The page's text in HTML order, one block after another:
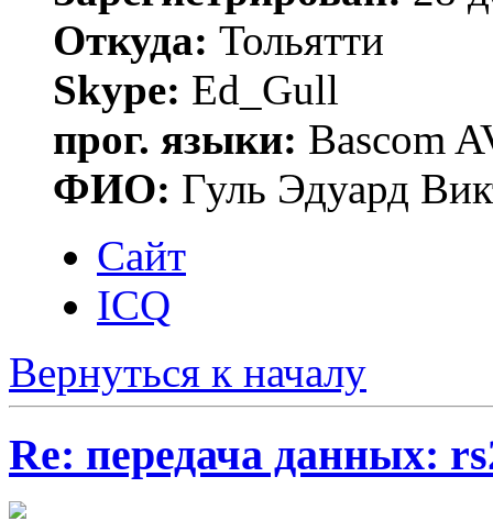
Откуда: Тольятти
Skype: Ed_Gull
прог. языки: Bascom
ФИО: Гуль Эдуард
Сайт
ICQ
Вернуться к началу
Re: передача данных: